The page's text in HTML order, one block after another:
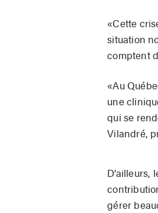
«Cette
situation
comptent
«Au
une
qui se
Vilandré,
gérer